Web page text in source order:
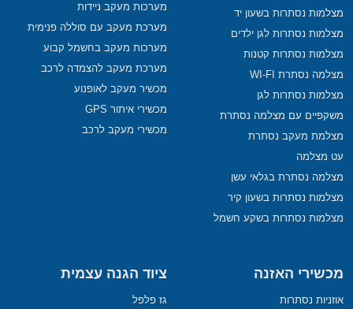
מצלמות נסתרות בשעון יד
מצלמות נסתרות לגן ילדים
מצלמות נסתרות קטנות
מצלמה נסתרת WI-FI
מצלמות נסתרות לגן
משקפיים עם מצלמה נסתרת
מצלמת מעקב נסתרת
עט מצלמה
מצלמה נסתרת בגלאי עשן
מצלמות נסתרות בשעון קיר
מצלמות נסתרות בשקע חשמל
מערכות מעקב ניידות
מערכת מעקב עם סוללה פנימית
מערכות מעקב בחשמל קבוע
מערכת מעקב להצמדה לרכב
מכשיר מעקב לאופנוע
מכשירי איתור GPS
מכשירי מעקב לרכב
מכשירי האזנה
אוזניות נסתרות
ציוד הגנה עצמית
גז פלפל